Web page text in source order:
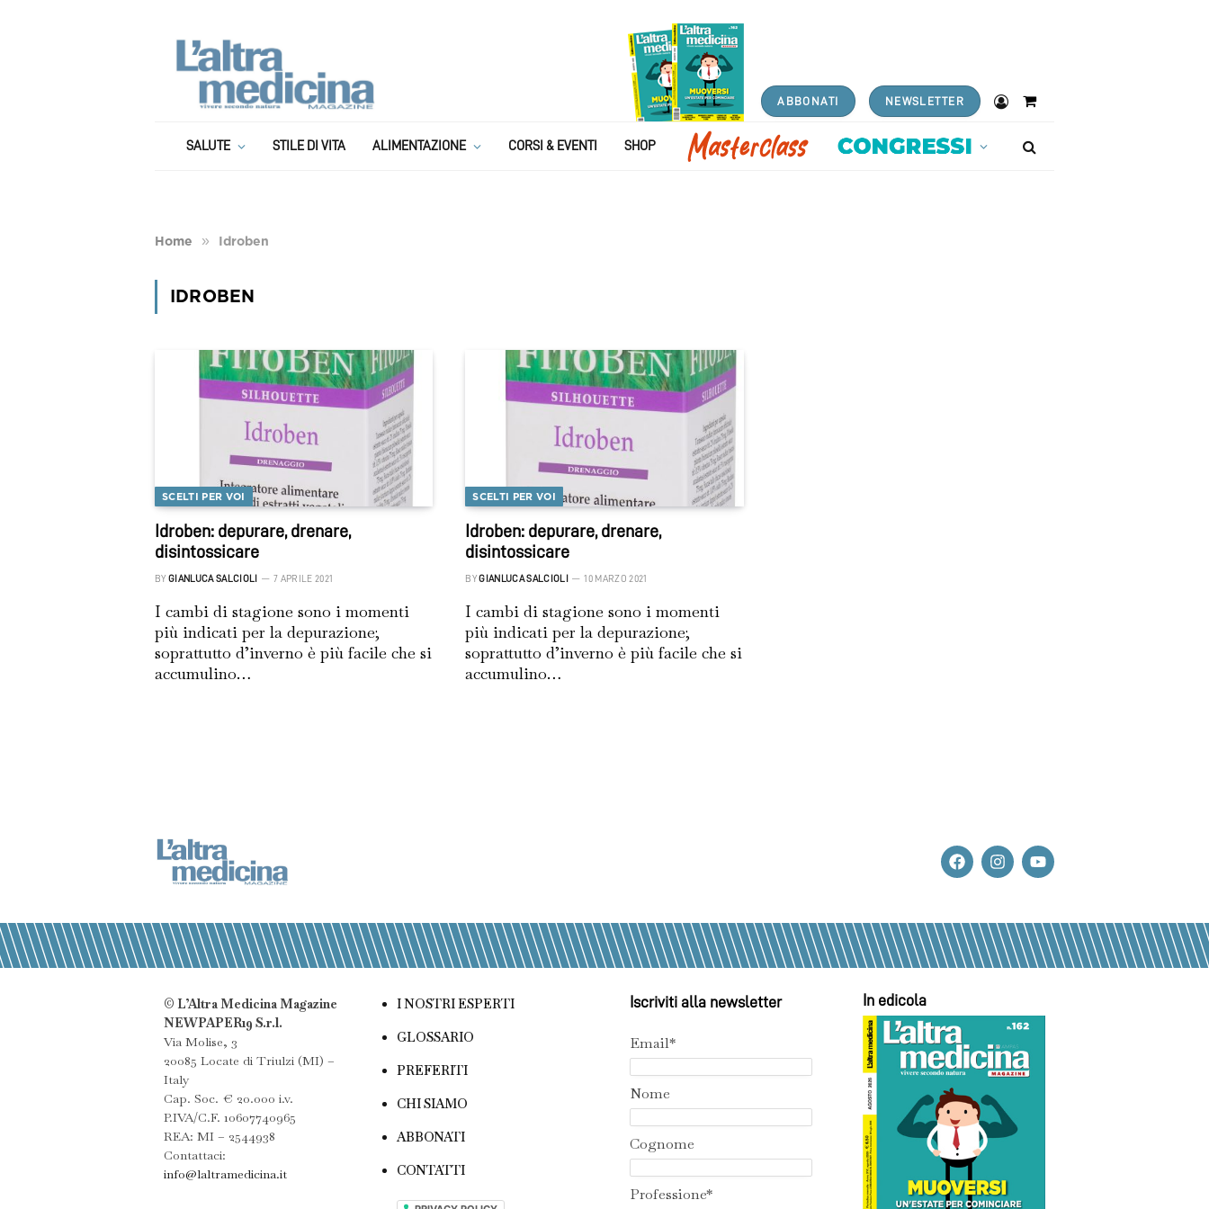
ABBONATI NEWSLETTER
Shopping
SALUTE STILE DI VITA ALIMENTAZIONE CORSI & EVENTI SHOP
Home » Idroben
IDROBEN
SCELTI PER VOI
Idroben: depurare, drenare,
disintossicare
BY GIANLUCA SALCIOLI 7 APRILE 2021
I cambi di stagione sono i momenti
più indicati per la depurazione;
soprattutto d’inverno è più facile che si
accumulino…
SCELTI PER VOI
Idroben: depurare, drenare,
disintossicare
BY GIANLUCA SALCIOLI 10 MARZO 2021
I cambi di stagione sono i momenti
più indicati per la depurazione;
soprattutto d’inverno è più facile che si
accumulino…
© L’Altra Medicina Magazine
NEWPAPER19 S.r.l.
Via Molise, 3
20085 Locate di Triulzi (MI) –
Italy
Cap. Soc. € 20.000 i.v.
P.IVA/C.F. 10607740965
REA: MI – 2544938
Contattaci:
info@laltramedicina.it
I NOSTRI ESPERTI
GLOSSARIO
PREFERITI
CHI SIAMO
ABBONATI
CONTATTI
Iscriviti alla newsletter
Email*
Nome
Cognome
Professione*
In edicola